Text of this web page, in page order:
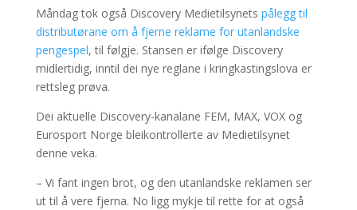
Måndag tok også Discovery Medietilsynets pålegg til
distributørane om å fjerne reklame for utanlandske
pengespel, til følgje. Stansen er ifølge Discovery
midlertidig, inntil dei nye reglane i kringkastingslova er
rettsleg prøva.
Dei aktuelle Discovery-kanalane FEM, MAX, VOX og
Eurosport Norge bleikontrollerte av Medietilsynet
denne veka.
– Vi fant ingen brot, og den utanlandske reklamen ser
ut til å vere fjerna. No ligg mykje til rette for at også